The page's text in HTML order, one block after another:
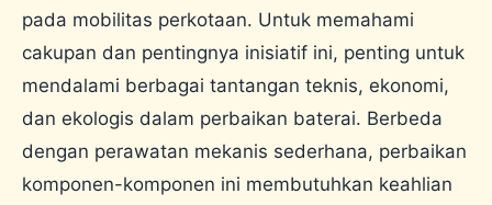
pada mobilitas perkotaan. Untuk memahami
cakupan dan pentingnya inisiatif ini, penting untuk
mendalami berbagai tantangan teknis, ekonomi,
dan ekologis dalam perbaikan baterai. Berbeda
dengan perawatan mekanis sederhana, perbaikan
komponen-komponen ini membutuhkan keahlian